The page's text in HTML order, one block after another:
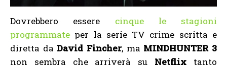
Dovrebbero essere cinque le stagioni
programmate per la serie TV crime scritta e
diretta daDavid Fincher, ma MINDHUNTER 3
non sembra che arriverà su Netflix tanto